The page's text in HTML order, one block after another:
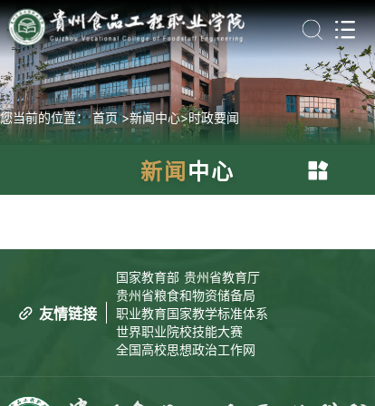
新闻 中心
您当前的位置： 首页 >新闻中心>时政要闻
学院动态
媒体食院
友情链接
国家教育部 贵州省教育厅
贵州省粮食和物资储备局
职业教育国家教学标准体系
世界职业院校技能大赛
全国高校思想政治工作网